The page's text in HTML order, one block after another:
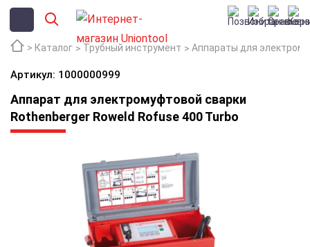
Каталог Трубный инструмент Аппараты для
Артикул: 1000000999
Аппарат для электромуфтовой сварки
Rothenberger Roweld Rofuse 400 Turbo